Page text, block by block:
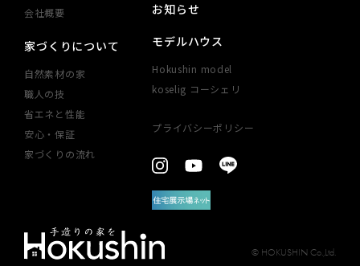
会社概要
家づくりについて
自然素材の家
職人の技
省エネと性能
安心・​保証​
家づくりの​流れ
お知らせ
モデルハウス
Hokushin model
koselig コーシェリ
プライバシーポリシー
© HOKUSHIN Co.,Ltd.